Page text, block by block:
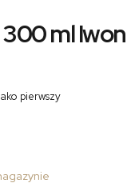
ml
pierwszy